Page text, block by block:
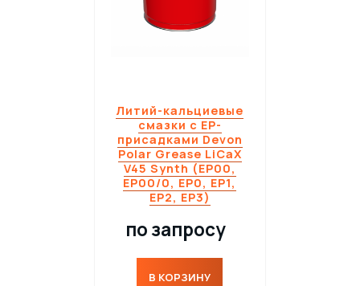
Литий-кальциевые
смазки с EP-
присадками Devon
Polar Grease LiCaX
V45 Synth (EP00,
EP00/0, EP0, EP1,
EP2, EP3)
по запросу
В КОРЗИНУ